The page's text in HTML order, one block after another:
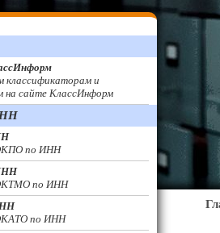
классификаторам и
на сайте КлассИнформ
по ИНН
по ИНН
по ИНН